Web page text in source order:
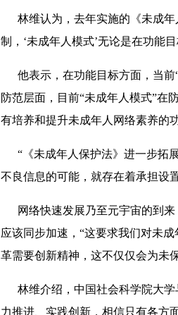
林维认为，去年实施的《未成年
制，‘未成年人模式’无论是在功能
他表示，在功能目标方面，当前
防范层面，目前“未成年人模式”在
有培养和提升未成年人网络素养的功
“《未成年人保护法》进一步拓展
不良信息的可能，就存在着承担设
网络快速发展乃至元宇宙的到来
应该同步加速，“这要求我们对未
革需要创新精神，这不仅仅会为未
林维介绍，中国社会科学院大学
力推进、实践创新，相信只有各方